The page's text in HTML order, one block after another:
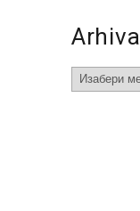
Arhiva
Arhiva